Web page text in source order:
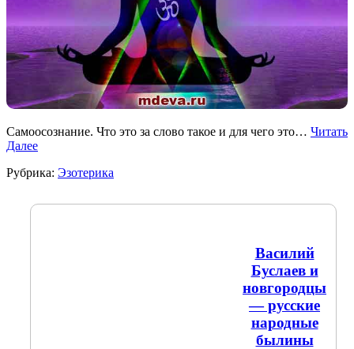
Самоосознание. Что это за слово такое и для чего это… Читать
Далее
Рубрика: Эзотерика
Василий
Буслаев и
новгородцы
— русские
народные
былины